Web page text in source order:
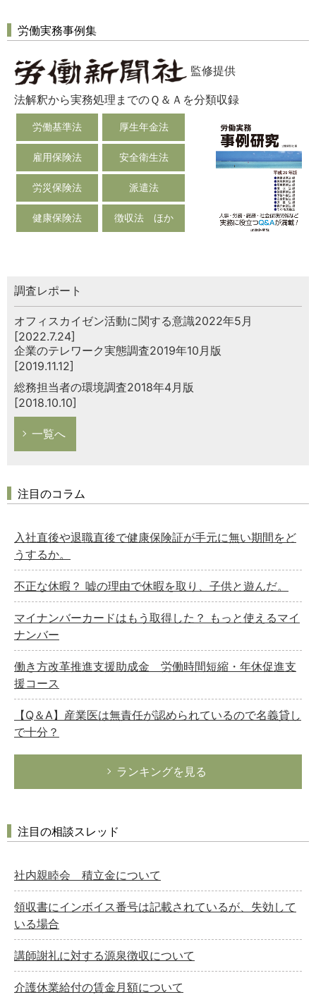
労働実務事例集
監修提供
法解釈から実務処理までのＱ＆Ａを分類収録
労働基準法 厚生年金法
雇用保険法 安全衛生法
労災保険法 派遣法
健康保険法 徴収法 ほか
調査レポート
オフィスカイゼン活動に関する意識2022年5月
[2022.7.24]
企業のテレワーク実態調査2019年10月版
[2019.11.12]
総務担当者の環境調査2018年4月版
[2018.10.10]
一覧へ
注目のコラム
入社直後や退職直後で健康保険証が手元に無い期間をど
うするか。
不正な休暇？ 嘘の理由で休暇を取り、子供と遊んだ。
マイナンバーカードはもう取得した？ もっと使えるマイ
ナンバー
働き方改革推進支援助成金 労働時間短縮・年休促進支
援コース
【Q＆A】産業医は無責任が認められているので名義貸し
で十分？
ランキングを見る
注目の相談スレッド
社内親睦会 積立金について
領収書にインボイス番号は記載されているが、失効して
いる場合
講師謝礼に対する源泉徴収について
介護休業給付の賃金月額について